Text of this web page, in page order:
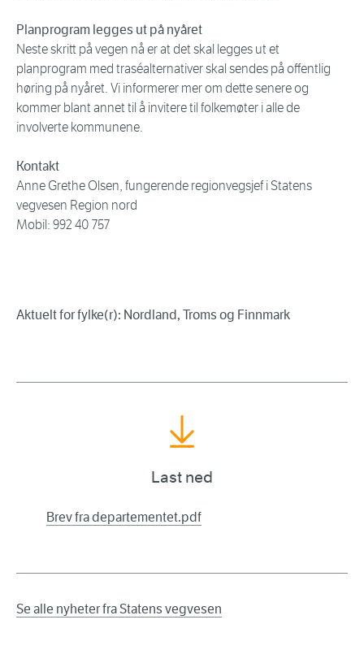
Planprogram legges ut på nyåret
Neste skritt på vegen nå er at det skal legges ut et
planprogram med traséalternativer skal sendes på offentlig
høring på nyåret. Vi informerer mer om dette senere og
kommer blant annet til å invitere til folkemøter i alle de
involverte kommunene.
Kontakt
Anne Grethe Olsen, fungerende regionvegsjef i Statens
vegvesen Region nord
Mobil: 992 40 757
Aktuelt for fylke(r): Nordland, Troms og Finnmark
Last ned
Brev fra departementet.pdf
Se alle nyheter fra Statens vegvesen